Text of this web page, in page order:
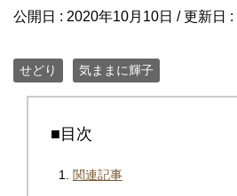
公開日 : 2020年10月10日 / 更新日 :
せどり 気ままに輝子
■目次
関連記事